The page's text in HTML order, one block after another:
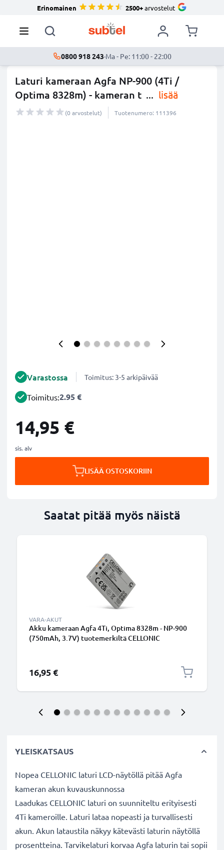
Erinomainen 2500+arvostelut
0800 918 243·Ma - Pe: 11:00 - 22:00
Laturi kameraan Agfa NP-900 (4Ti /
Optima 8328m) - kameran t ... lisää
(0 arvostelut) Tuotenumero: 111396
Varastossa Toimitus: 3-5 arkipäivää
Toimitus:2.95 €
14,95 €
sis. alv
LISÄÄ OSTOSKORIIN
Saatat pitää myös näistä
VARA-AKUT
Akku kameraan Agfa 4Ti, Optima 8328m - NP-900
(750mAh, 3.7V) tuotemerkiltä CELLONIC
16,95 €
YLEISKATSAUS
Nopea CELLONIC laturi LCD-näytöllä pitää Agfa
kameran akun kuvauskunnossa
Laadukas CELLONIC laturi on suunniteltu erityisesti
4Ti kameroille. Laturi lataa nopeasti ja turvallisesti
akun. Akun lataustila näkyy kätevästi laturin näytöllä
prosentteina. Tarvikelaturi korvaa Agfa laturin tai sopii